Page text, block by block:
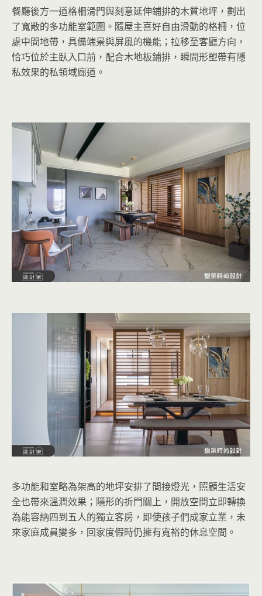
餐廳後方一道格柵滑門與刻意延伸鋪排的木質地坪，劃出
了寬敞的多功能室範圍。隨屋主喜好自由滑動的格柵，位
處中間地帶，具備端景與屏風的機能；拉移至客廳方向，
恰巧位於主臥入口前，配合木地板鋪排，瞬間形塑帶有隱
私效果的私領域廊道。
多功能和室略為架高的地坪安排了間接燈光，照顧生活安
全也帶來溫潤效果；隱形的折門關上，開放空間立即轉換
為能容納四到五人的獨立客房，即使孩子們成家立業，未
來家庭成員變多，回家度假時仍擁有寬裕的休息空間。